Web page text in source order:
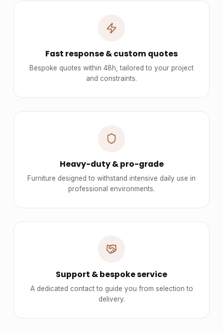
Fast response & custom quotes
Bespoke quotes within 48h, tailored to your project
and constraints.
Heavy-duty & pro-grade
Furniture designed to withstand intensive daily use in
professional environments.
Support & bespoke service
A dedicated contact to guide you from selection to
delivery.